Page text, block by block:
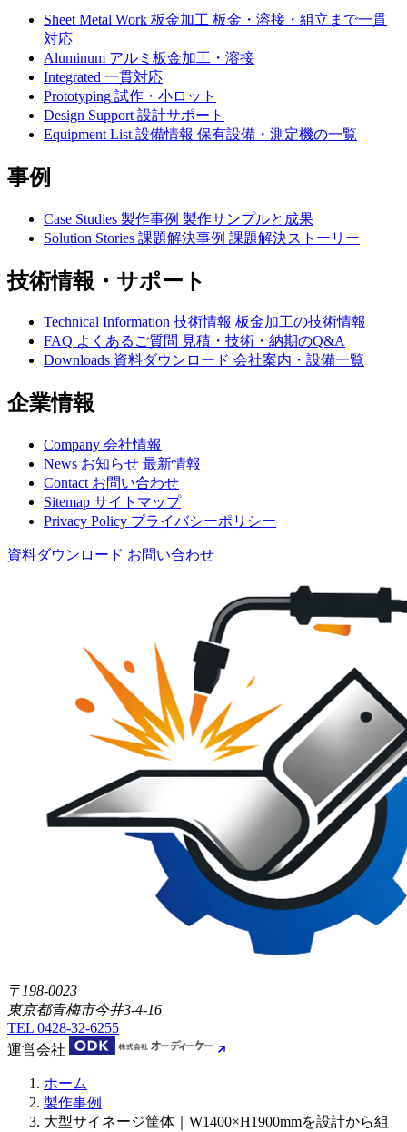
Sheet Metal Work 板金加工 板金・溶接・組立まで一貫
対応
Aluminum アルミ板金加工・溶接
Integrated 一貫対応
Prototyping 試作・小ロット
Design Support 設計サポート
Equipment List 設備情報 保有設備・測定機の一覧
事例
Case Studies 製作事例 製作サンプルと成果
Solution Stories 課題解決事例 課題解決ストーリー
技術情報・サポート
Technical Information 技術情報 板金加工の技術情報
FAQ よくあるご質問 見積・技術・納期のQ&A
Downloads 資料ダウンロード 会社案内・設備一覧
企業情報
Company 会社情報
News お知らせ 最新情報
Contact お問い合わせ
Sitemap サイトマップ
Privacy Policy プライバシーポリシー
資料ダウンロード お問い合わせ
〒198-0023
東京都青梅市今井3-4-16
TEL 0428-32-6255
運営会社
ホーム
製作事例
大型サイネージ筐体｜W1400×H1900mmを設計から組